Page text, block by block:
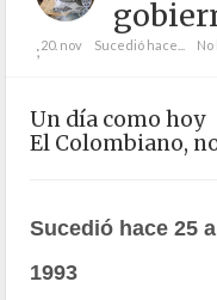
;20. nov Sucedió hace...
Un día como hoy
El Colombiano,
Sucedió hace 25
1993